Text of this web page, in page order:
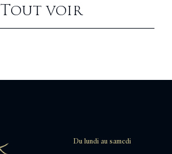
Tout voir
Du lundi au samedi